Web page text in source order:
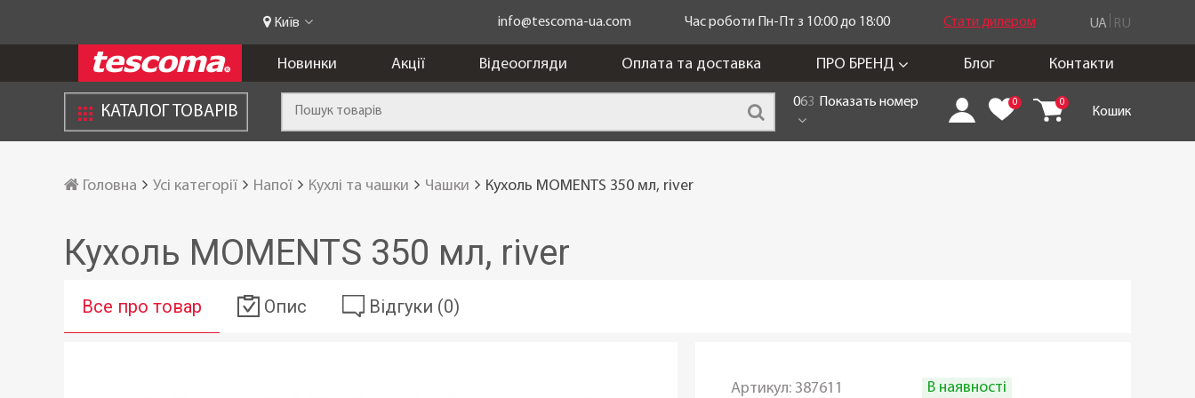
Київ info@tescoma-ua.com Час роботи Пн-Пт з 10:00 до 18:00 Стати дилером UA RU
Новинки Акції Відеоогляди Оплата та доставка ПРО БРЕНД Блог Контакти
КАТАЛОГ ТОВАРІВ
063 Показать номер 0 0
Кошик
Головна Усі категорії Напої Кухлі та чашки Чашки Кухоль MOMENTS 350 мл, river
Кухоль MOMENTS 350 мл, river
Все про товар Опис Відгуки (0)
Артикул: 387611 В наявності